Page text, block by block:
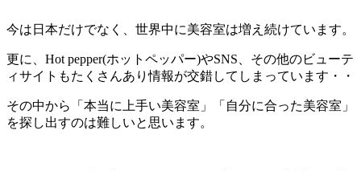
今は日本だけでなく、世界中に美容室は増え続けています。
更に、Hot pepper(ホットペッパー)やSNS、その他のビューテ
ィサイトもたくさんあり情報が交錯してしまっています・・
その中から「本当に上手い美容室」「自分に合った美容室」
を探し出すのは難しいと思います。